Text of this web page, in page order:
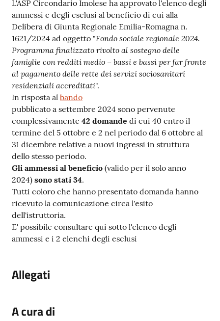
L'ASP Circondario Imolese ha approvato l'elenco degli
ammessi e degli esclusi al beneficio di cui alla
Delibera di Giunta Regionale Emilia-Romagna n.
1621/2024 ad oggetto "Fondo sociale regionale 2024.
Programma finalizzato rivolto al sostegno delle
famiglie con redditi medio – bassi e bassi per far fronte
al pagamento delle rette dei servizi sociosanitari
residenziali accreditati".
In risposta al bando
pubblicato a settembre 2024 sono pervenute
complessivamente 42 domande di cui 40 entro il
termine del 5 ottobre e 2 nel periodo dal 6 ottobre al
31 dicembre relative a nuovi ingressi in struttura
dello stesso periodo.
Gli ammessi al beneficio (valido per il solo anno
2024) sono stati 34.
Tutti coloro che hanno presentato domanda hanno
ricevuto la comunicazione circa l'esito
dell'istruttoria.
E' possibile consultare qui sotto l'elenco degli
ammessi e i 2 elenchi degli esclusi
Allegati
A cura di